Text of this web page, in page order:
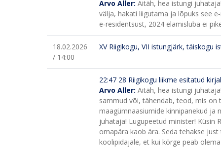
Arvo Aller: Aitäh, hea istungi
välja, hakati liigutama ja lõpuks see
e‑residentsust, 2024 elamisluba ei
18.02.2026
/ 14:00
XV Riigikogu, VII istungjärk, täiskogu
22:47 28 Riigikogu liikme esitatud
Arvo Aller: Aitäh, hea istungi
sammud või, tähendab, teod, mis on
maagümnaasiumide kinnipanekud
juhataja! Lugupeetud minister! Küsin
omapära kaob ära. Seda tehakse
koolipidajale, et kui kõrge peab